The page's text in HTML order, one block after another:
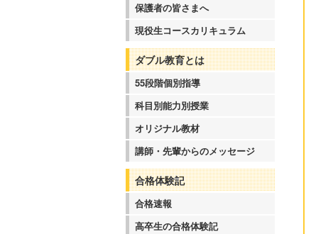
保護者の皆さまへ
現役生コースカリキュラム
ダブル教育とは
55段階個別指導
科目別能力別授業
オリジナル教材
講師・先輩からのメッセージ
合格体験記
合格速報
高卒生の合格体験記